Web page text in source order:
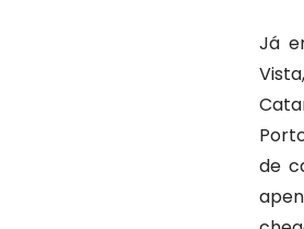
Já
de